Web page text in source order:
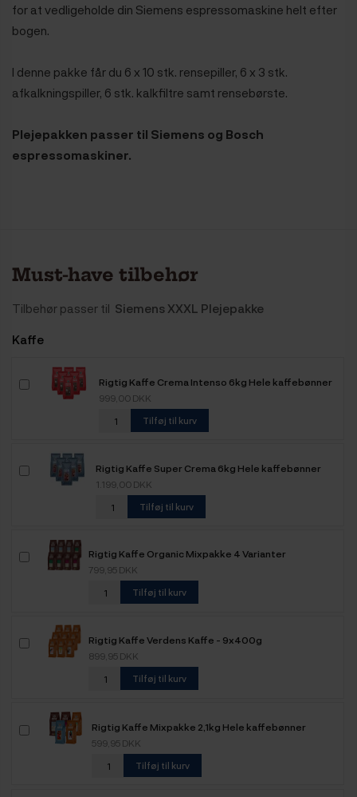
for at vedligeholde din Siemens espressomaskine helt efter
bogen.
I denne pakke får du 6 x 10 stk. rensepiller, 6 x 3 stk.
afkalkningspiller, 6 stk. kalkfiltre samt rensebørste.
Plejepakken passer til Siemens og Bosch
espressomaskiner.
Must-have tilbehør
Tilbehør passer til Siemens XXXL Plejepakke
Kaffe
Rigtig Kaffe Crema Intenso 6kg Hele kaffebønner
999,00 DKK
Tilføj til kurv
Rigtig Kaffe Super Crema 6kg Hele kaffebønner
1.199,00 DKK
Tilføj til kurv
Rigtig Kaffe Organic Mixpakke 4 Varianter
799,95 DKK
Tilføj til kurv
Rigtig Kaffe Verdens Kaffe - 9x400g
899,95 DKK
Tilføj til kurv
Rigtig Kaffe Mixpakke 2,1kg Hele kaffebønner
599,95 DKK
Tilføj til kurv